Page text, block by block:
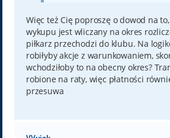
Więc też Cię poproszę o dowod na
wykupu jest wliczany na okres
piłkarz przechodzi do klubu. Na
robiłyby akcje z warunkowaniem,
wchodziłoby to na obecny okres?
robione na raty, więc płatności
przesuwa